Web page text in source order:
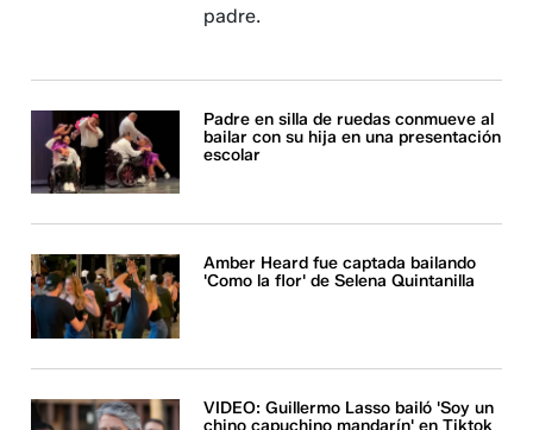
padre.
Padre en silla de ruedas conmueve al
bailar con su hija en una presentación
escolar
Amber Heard fue captada bailando
'Como la flor' de Selena Quintanilla
VIDEO: Guillermo Lasso bailó 'Soy un
chino capuchino mandarín' en Tiktok